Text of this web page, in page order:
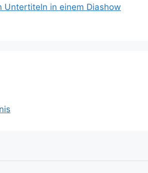
Untertiteln in einem Diashow